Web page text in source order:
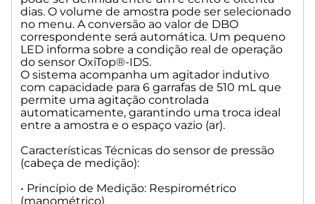
dias. O volume de amostra pode ser selecionado
no menu. A conversão ao valor de DBO
correspondente será automática. Um pequeno
LED informa sobre a condição real de operação
do sensor OxiTop®-IDS.
O sistema acompanha um agitador indutivo
com capacidade para 6 garrafas de 510 mL que
permite uma agitação controlada
automaticamente, garantindo uma troca ideal
entre a amostra e o espaço vazio (ar).
Características Técnicas do sensor de pressão
(cabeça de medição):
• Princípio de Medição: Respirométrico
(manométrico)